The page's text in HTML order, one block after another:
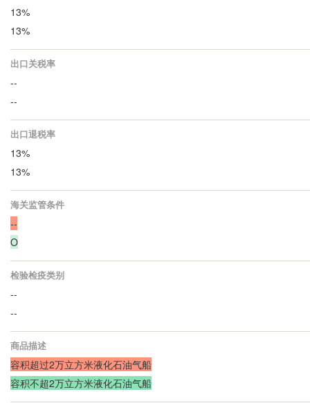
13%
13%
出口关税率
--
--
出口退税率
13%
13%
海关监管条件
--
O
检验检疫类别
--
--
商品描述
容积超过2万立方米液化石油气船
容积不超2万立方米液化石油气船